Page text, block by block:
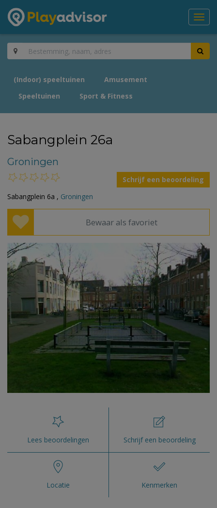
(Indoor) speeltuinen
Amusement
Speeltuinen
Sport & Fitness
Sabangplein 26a
Groningen
Schrijf een beoordeling
Sabangplein 6a , Groningen
Bewaar als favoriet
Lees beoordelingen Schrijf een beoordeling
Locatie Kenmerken